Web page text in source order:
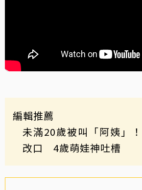
編輯推薦
未滿20歲被叫「阿姨」
改口 4歲萌娃神吐槽